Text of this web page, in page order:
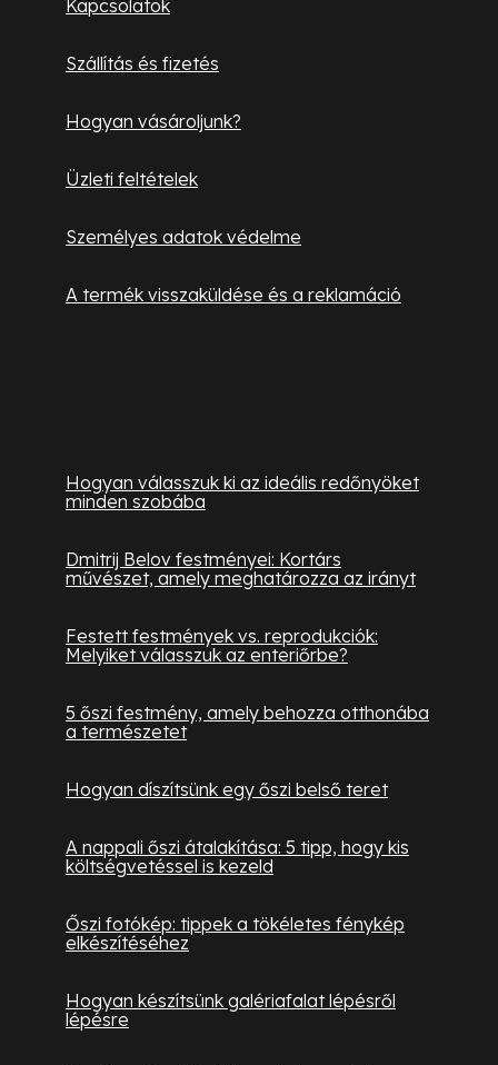
Kapcsolatok
Szállítás és fizetés
Hogyan vásároljunk?
Üzleti feltételek
Személyes adatok védelme
A termék visszaküldése és a reklamáció
Hogyan válasszuk ki az ideális redőnyöket
minden szobába
Dmitrij Belov festményei: Kortárs
művészet, amely meghatározza az irányt
Festett festmények vs. reprodukciók:
Melyiket válasszuk az enteriőrbe?
5 őszi festmény, amely behozza otthonába
a természetet
Hogyan díszítsünk egy őszi belső teret
A nappali őszi átalakítása: 5 tipp, hogy kis
költségvetéssel is kezeld
Őszi fotókép: tippek a tökéletes fénykép
elkészítéséhez
Hogyan készítsünk galériafalat lépésről
lépésre